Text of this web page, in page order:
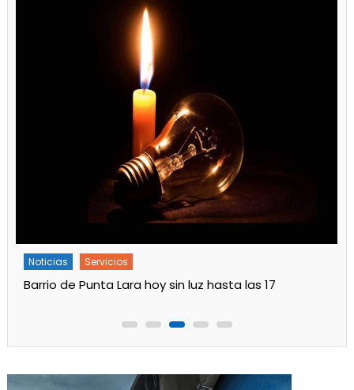
Noticias Servicios
Barrio de Punta Lara hoy sin luz hasta las 17